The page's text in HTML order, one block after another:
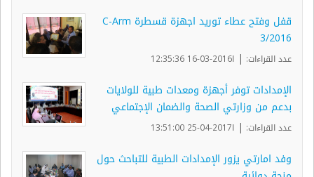
قفل وفتح عطاء توريد اجهزة قسطرة C-Arm
3/2016
عدد القراءات: | ا2016-03-16 12:35:36
الإمدادات توفر أجهزة ومعدات طبية للولايات
بدعم من وزارتي الصحة والضمان الإجتماعي
عدد القراءات: | ا2017-04-25 13:51:00
وفد امارتي يزور الإمدادات الطبية للتباحث حول